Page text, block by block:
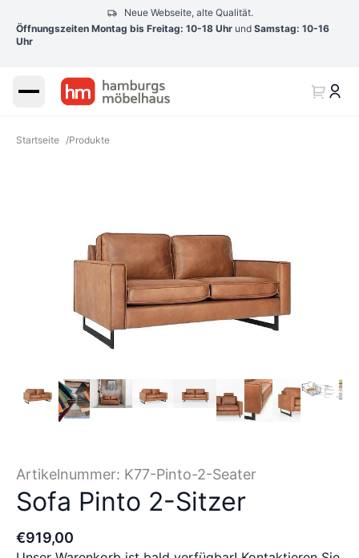
Neue Webseite, alte Qualität.
Öffnungszeiten Montag bis Freitag: 10-18 Uhr und Samstag: 10-16
Uhr
Startseite /Produkte
Artikelnummer: K77-Pinto-2-Seater
Sofa Pinto 2-Sitzer
€919,00